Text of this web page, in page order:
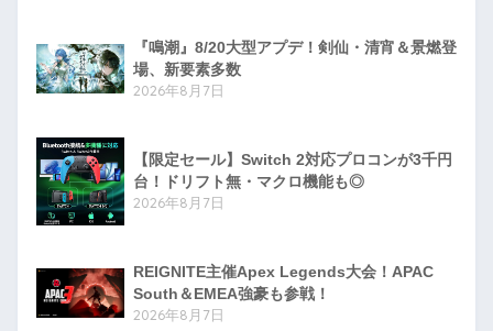
『鳴潮』8/20大型アプデ！剣仙・清宵＆景燃登
場、新要素多数
2026年8月7日
【限定セール】Switch 2対応プロコンが3千円
台！ドリフト無・マクロ機能も◎
2026年8月7日
REIGNITE主催Apex Legends大会！APAC
South＆EMEA強豪も参戦！
2026年8月7日